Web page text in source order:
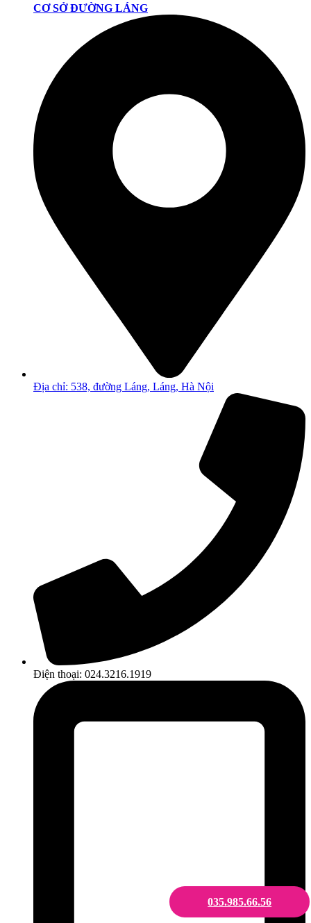
035.985.66.56
CƠ SỞ ĐƯỜNG LÁNG
Địa chỉ: 538, đường Láng, Láng, Hà Nội
Điện thoại: 024.3216.1919